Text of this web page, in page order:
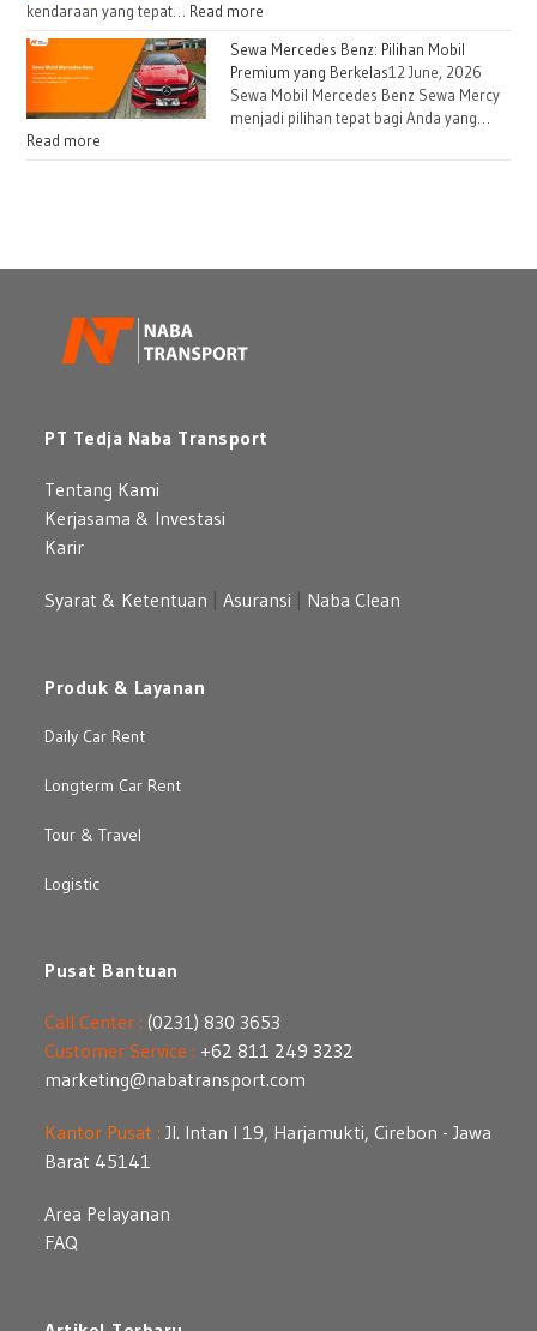
kendaraan yang tepat… Read more
Sewa Mercedes Benz: Pilihan Mobil
Premium yang Berkelas12 June, 2026
Sewa Mobil Mercedes Benz Sewa Mercy
menjadi pilihan tepat bagi Anda yang…
Read more
PT Tedja Naba Transport
Tentang Kami
Kerjasama & Investasi
Karir
Syarat & Ketentuan |Asuransi Naba Clean
Produk & Layanan
Daily Car Rent
Longterm Car Rent
Tour & Travel
Logistic
Pusat Bantuan
Call Center : (0231) 830 3653
Customer Service : +62 811 249 3232
marketing@nabatransport.com
Kantor Pusat : Jl. Intan I 19, Harjamukti, Cirebon - Jawa
Barat 45141
Area Pelayanan
FAQ